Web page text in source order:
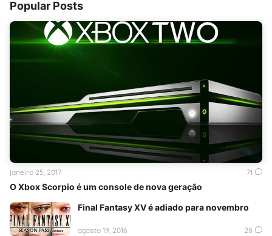
Popular Posts
O Xbox Scorpio é um console de nova geração
janeiro 25, 2017 71
Final Fantasy XV é adiado para novembro
agosto 19, 2016 28